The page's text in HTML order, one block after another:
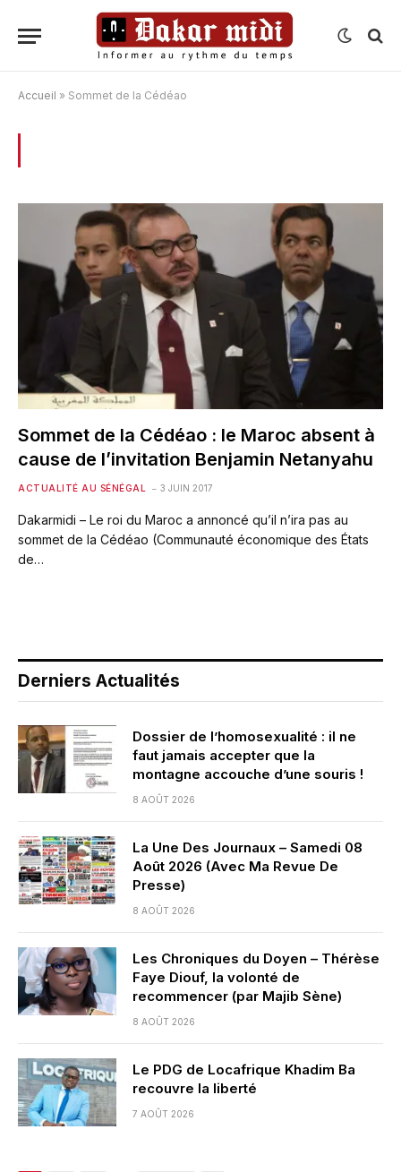
Accueil » Sommet de la Cédéao
Sommet de la Cédéao : le Maroc absent à
cause de l’invitation Benjamin Netanyahu
ACTUALITÉ AU SÉNÉGAL 3 JUIN 2017
Dakarmidi – Le roi du Maroc a annoncé qu’il n’ira pas au
sommet de la Cédéao (Communauté économique des États
de…
Derniers Actualités
Dossier de l’homosexualité : il ne
faut jamais accepter que la
montagne accouche d’une souris !
8 AOÛT 2026
La Une Des Journaux – Samedi 08
Août 2026 (Avec Ma Revue De
Presse)
8 AOÛT 2026
Les Chroniques du Doyen – Thérèse
Faye Diouf, la volonté de
recommencer (par Majib Sène)
8 AOÛT 2026
Le PDG de Locafrique Khadim Ba
recouvre la liberté
7 AOÛT 2026